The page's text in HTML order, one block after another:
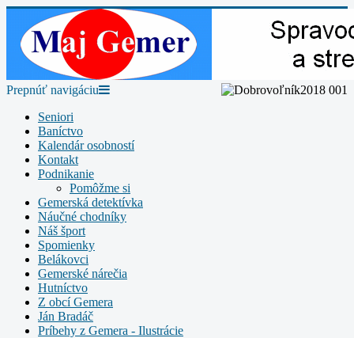
Prepnúť navigáciu
Seniori
Baníctvo
Kalendár osobností
Kontakt
Podnikanie
Pomôžme si
Gemerská detektívka
Náučné chodníky
Náš šport
Spomienky
Belákovci
Gemerské nárečia
Hutníctvo
Z obcí Gemera
Ján Bradáč
Príbehy z Gemera - Ilustrácie